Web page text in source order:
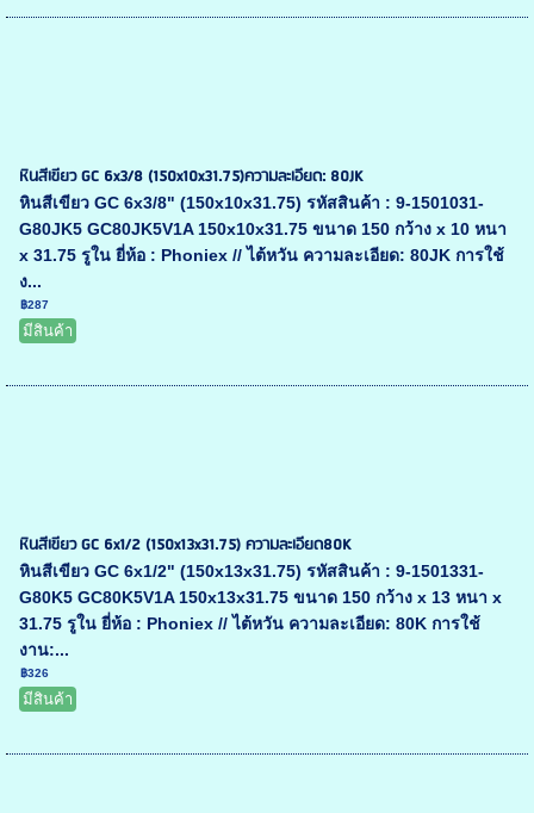
หินสีเขียว GC 6x3/8 (150x10x31.75)ความละเอียด: 80JK
หินสีเขียว GC 6x3/8" (150x10x31.75) รหัสสินค้า : 9-1501031-
G80JK5 GC80JK5V1A 150x10x31.75 ขนาด 150 กว้าง x 10 หนา
x 31.75 รูใน ยี่ห้อ : Phoniex // ไต้หวัน ความละเอียด: 80JK การใช้
ง...
฿287
มีสินค้า
หินสีเขียว GC 6x1/2 (150x13x31.75) ความละเอียด80K
หินสีเขียว GC 6x1/2" (150x13x31.75) รหัสสินค้า : 9-1501331-
G80K5 GC80K5V1A 150x13x31.75 ขนาด 150 กว้าง x 13 หนา x
31.75 รูใน ยี่ห้อ : Phoniex // ไต้หวัน ความละเอียด: 80K การใช้
งาน:...
฿326
มีสินค้า